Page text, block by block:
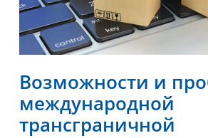
Возможности и
международной
трансграничной